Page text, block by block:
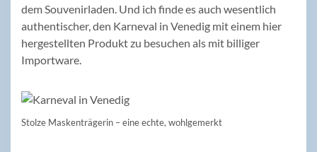
dem Souvenirladen. Und ich finde es auch wesentlich
authentischer, den Karneval in Venedig mit einem hier
hergestellten Produkt zu besuchen als mit billiger
Importware.
Stolze Maskenträgerin – eine echte, wohlgemerkt